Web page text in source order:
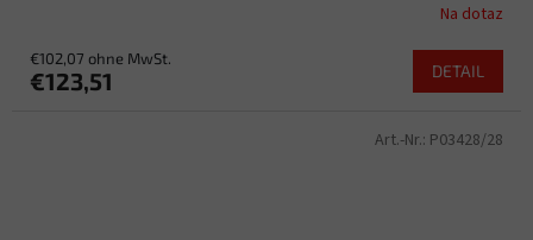
Na dotaz
€102,07 ohne MwSt.
€123,51 DETAIL
Art.-Nr.: P03428/28